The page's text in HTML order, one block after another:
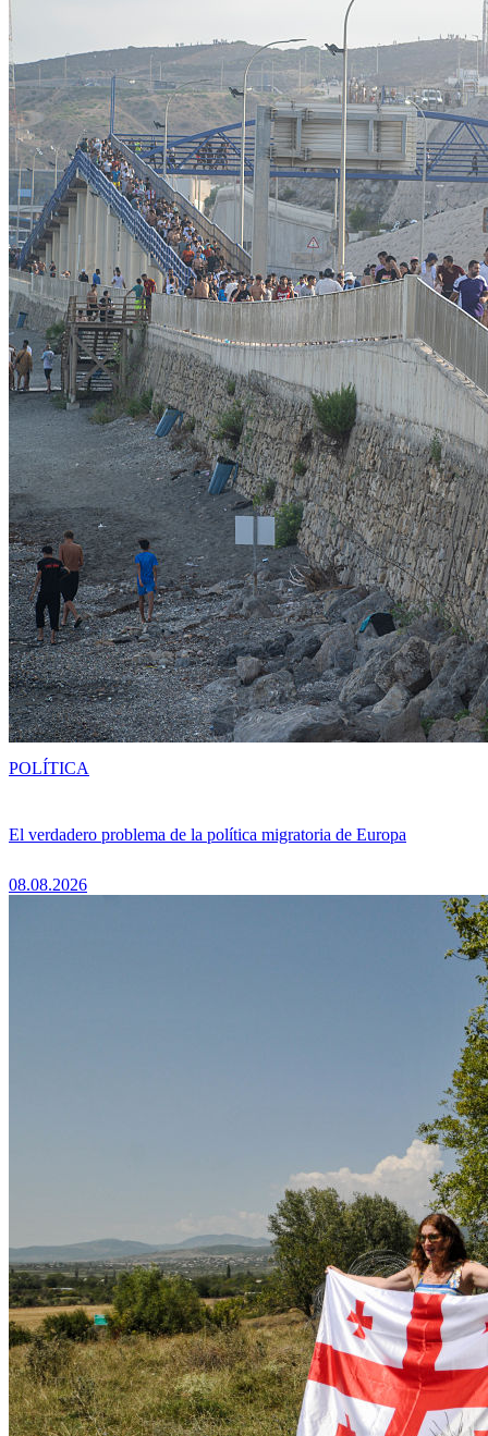
El verdadero problema de la política migratoria de Europa
08.08.2026
POLÍTICA